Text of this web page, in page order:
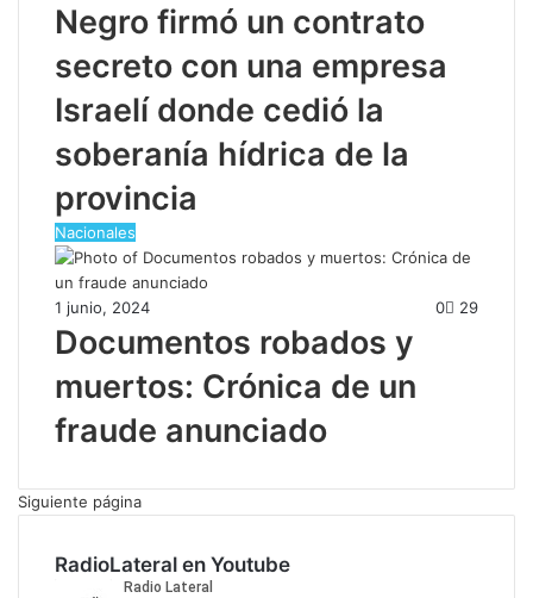
Negro firmó un contrato
secreto con una empresa
Israelí donde cedió la
soberanía hídrica de la
provincia
Nacionales
1 junio, 2024 0 29
Documentos robados y
muertos: Crónica de un
fraude anunciado
Siguiente página
RadioLateral en Youtube